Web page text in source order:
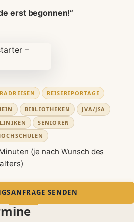
erst begonnen!“
REISEREPORTAGE
BIBLIOTHEKEN
JVA/JSA
SENIOREN
(je nach Wunsch des
SENDEN